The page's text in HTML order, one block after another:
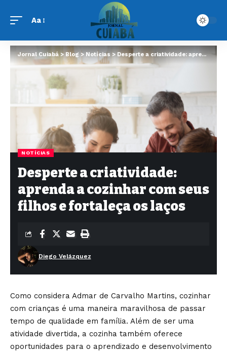
Aa
Jornal Cuiabá >Blog>Notícias>Desperte a criatividade: aprenda a cozinhar com seus filhos e fortaleça os laços
NOTÍCIAS
Desperte a criatividade:
aprenda a cozinhar com seus
filhos e fortaleça os laços
Diego Velázquez
Como considera Admar de Carvalho Martins, cozinhar
com crianças é uma maneira maravilhosa de passar
tempo de qualidade em família. Além de ser uma
atividade divertida, a cozinha também oferece
oportunidades para o aprendizado e desenvolvimento